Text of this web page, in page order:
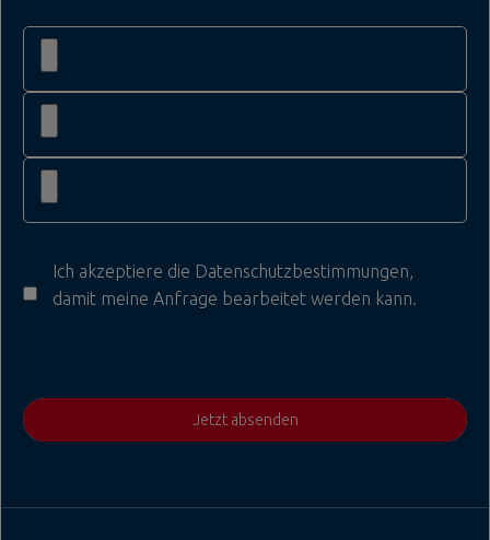
Ich akzeptiere die Datenschutzbestimmungen,
damit meine Anfrage bearbeitet werden kann.
Jetzt absenden